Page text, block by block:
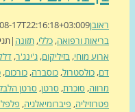
2020-08-17T22:16:18+03:00
ורפואה,כללי,תזונה|תגיות:אורגנו
,בזיליקום,ג'ינג'ר,דלקת פרקים
כולסטרול,כוסברה,כורכום,כמון,לימון
סוכרת,סרטן,סרטן הלבלב,סרטן
,פיברומיאלגיה,פלפל אנגלי,